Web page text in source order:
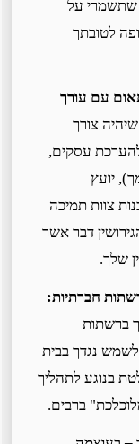
שתשמרי על
לטובתך
עם עורך
צורך
עסקים,
יועץ
צוות תמיכה
דבר אשר
שלך.
חברתיות:
ברשתות
לשמש נגדך בבית
בנוגע לתהליך
ברבים.